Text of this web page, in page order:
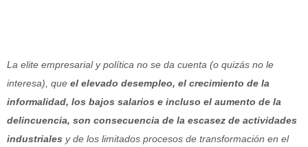
La elite empresarial y política no se da cuenta (o quizás no le
interesa), que el elevado desempleo, el crecimiento de la
informalidad, los bajos salarios e incluso el aumento de la
delincuencia, son consecuencia de la escasez de actividades
industriales y de los limitados procesos de transformación en el